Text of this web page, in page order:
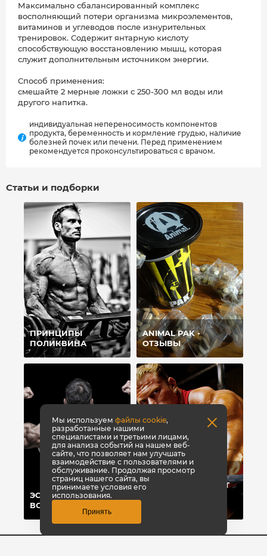
Максимально сбалансированный комплекс
восполняющий потери организма микроэлементов,
витаминов и углеводов после изнурительных
тренировок. Содержит янтарную кислоту
способствующую восстановлению мышц, которая
служит дополнительным источником энергии.
Способ применения:
смешайте 2 мерные ложки с 250-300 мл воды или
другого напитка.
i
индивидуальная непереносимость компонентов
продукта, беременность и кормление грудью, наличие
болезней почек или печени. Перед применением
рекомендуется проконсультироваться с врачом.
Статьи и подборки
ПРИНЦИПЫ
ПОЛИКВИНА
ANIMAL PAK -
ОТЗЫВЫ
ЭСТЕТИКА ПРЕЖДЕ
ВСЕГО
ТОП-8 СПОСОБОВ,
КОТОРЫЕ ПОМОГУТ
Мы используемфайлы cookie,
разработанные нашими
специалистами и третьими лицами,
для анализа событий на нашем веб-
сайте, что позволяет нам улучшать
взаимодействие с пользователями и
обслуживание. Продолжая просмотр
страниц нашего сайта, вы
принимаете условия его
использования.
Принять